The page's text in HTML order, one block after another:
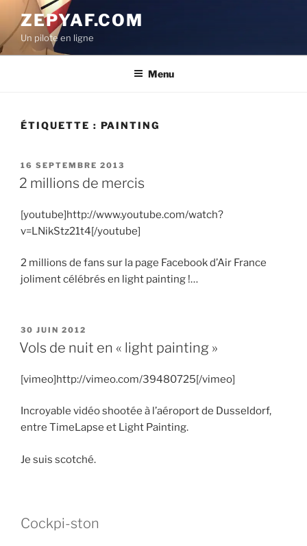
contenu
principal
ZEPYAF.COM
Un pilote en ligne
Menu
ÉTIQUETTE : PAINTING
PUBLIÉ
LE
16 SEPTEMBRE 2013
2 millions de mercis
[youtube]http://www.youtube.com/watch?
v=LNikStz21t4[/youtube]
2 millions de fans sur la page Facebook d’Air France
joliment célébrés en light painting !…
PUBLIÉ
LE
30 JUIN 2012
Vols de nuit en « light painting »
[vimeo]http://vimeo.com/39480725[/vimeo]
Incroyable vidéo shootée à l’aéroport de Dusseldorf,
entre TimeLapse et Light Painting.
Je suis scotché.
Cockpi-ston